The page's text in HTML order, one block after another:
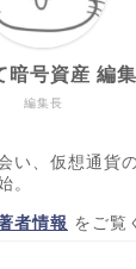
編集長
暗号資産 編
い、仮想通貨
。
者情報 をご覧